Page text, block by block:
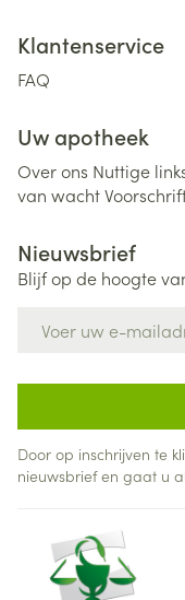
Klantenservice
FAQ
Uw apotheek
Over ons Nuttige
van wacht
Nieuwsbrief
Blijf op de hoogte
Door op inschrijven te
nieuwsbrief en gaat u